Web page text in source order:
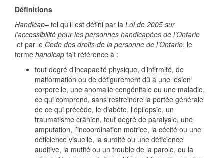
Définitions
Handicap– tel qu’il est défini par la Loi de 2005 sur
l’accessibilité pour les personnes handicapées de l’Ontario
et par le Code des droits de la personne de l’Ontario, le
terme handicap fait référence à :
tout degré d’incapacité physique, d’infirmité, de
malformation ou de défigurement dû à une lésion
corporelle, une anomalie congénitale ou une maladie,
ce qui comprend, sans restreindre la portée générale
de ce qui précède, le diabète, l’épilepsie, un
traumatisme crânien, tout degré de paralysie, une
amputation, l’incoordination motrice, la cécité ou une
déficience visuelle, la surdité ou une déficience
auditive, la mutité ou un trouble de la parole, ou la